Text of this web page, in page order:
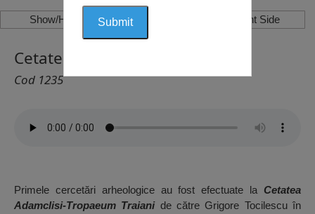
Show/Hide Left Side Show/Hide Right Side
Cetatea Adamclisi, Adamclisi
Cod 1235
Primele cercetări arheologice au fost efectuate la Cetatea
Adamclisi-Tropaeum Traiani de către Grigore Tocilescu în